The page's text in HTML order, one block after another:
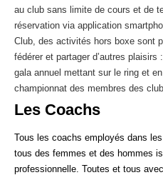
au club sans limite de cours et de
réservation via application
Club, des activités hors boxe sont
fédérer et partager d’autres
gala annuel mettant sur le ring et
championnat des membres des
Les Coachs
Tous les coachs employés dans
tous des femmes et des hommes
professionnelle. Toutes et tous